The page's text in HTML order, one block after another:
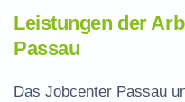
Leistungen der
Passau
Das Jobcenter Passau